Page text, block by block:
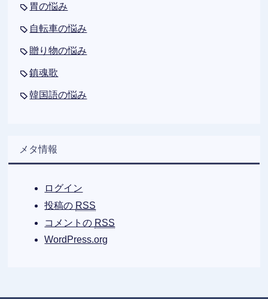
胃の悩み
自転車の悩み
贈り物の悩み
鎮魂歌
韓国語の悩み
メタ情報
ログイン
投稿の RSS
コメントの RSS
WordPress.org